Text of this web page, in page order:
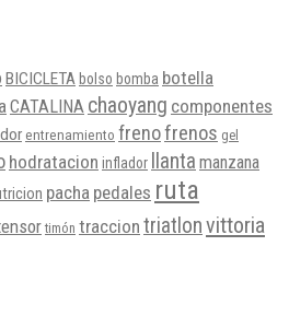
BICICLETA bolso bomba botella
CATALINA chaoyang componentes
entrenamiento frenofrenos gel
hodratacion inflador llanta manzana
pacha pedales ruta
timón traccion triatlonvittoria